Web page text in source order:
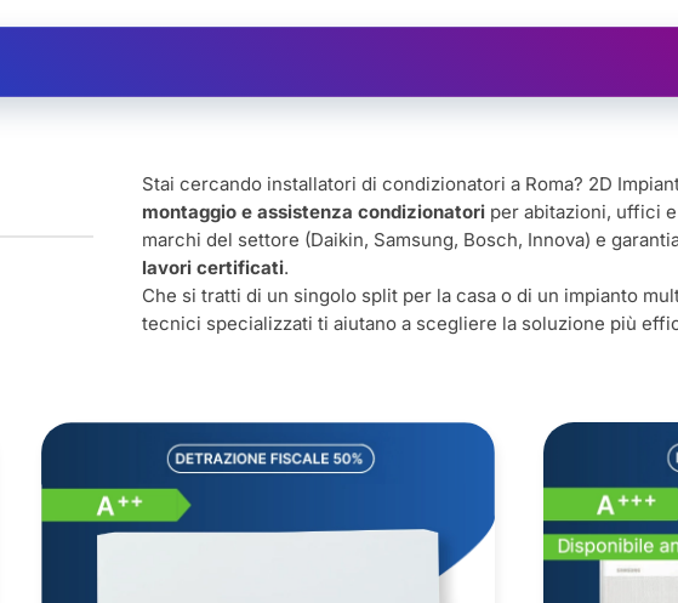
Stai cercando installatori di condizionatori a Roma? 2D
montaggio e assistenza condizionatori per abitazioni, uffici
marchi del settore (Daikin, Samsung, Bosch, Innova) e
lavori certificati.
Che si tratti di un singolo split per la casa o di un impianto
tecnici specializzati ti aiutano a scegliere la soluzione più